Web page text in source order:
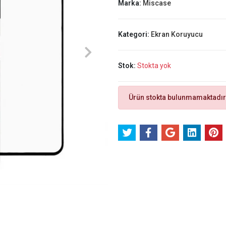
Marka: Miscase
Kategori: Ekran Koruyucu
Stok: Stokta yok
Ürün stokta